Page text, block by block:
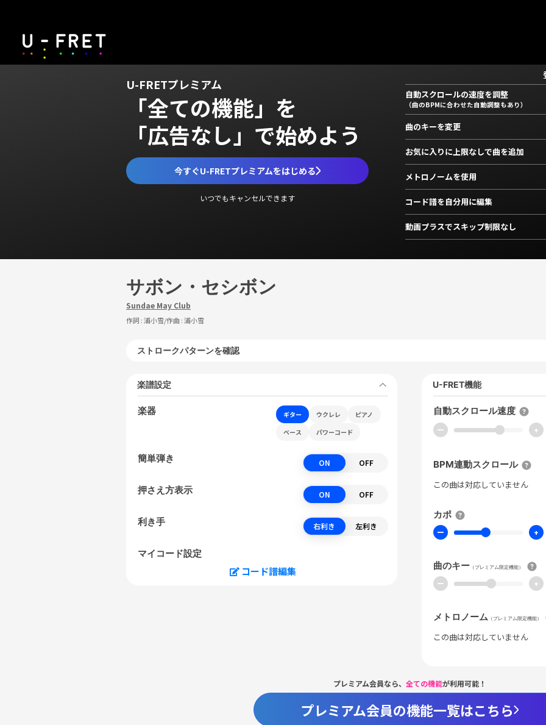
U-FRETプレミアム
「全ての機能」を
「広告なし」で始めよう
今すぐU-FRETプレミアムをはじめる
いつでもキャンセルできます
自動スクロールの速度を調整
（曲のBPMに合わせた自動調整もあり）
曲のキーを変更
お気に入りに上限なしで曲を追加
メトロノームを使用
コード譜を自分用に編集
動画プラスでスキップ制限なし
サボン・セシボン
Sundae May Club
作詞 :浦小雪/作曲 :浦小雪
ストロークパターンを確認
楽譜設定
楽器 ギター ウクレレ
ピアノ
ベース
パワーコード
簡単弾き ON OFF
押さえ方表示 ON OFF
利き手 右利き 左利き
マイコード設定
コード譜編集
U-FRET機能
自動スクロール速度
ー +
BPM連動スクロール
この曲は対応していません
カポ
ー +
曲のキー （プレミアム限定機能）
ー +
メトロノーム （プレミアム限定機能）
この曲は対応していません
プレミアム会員なら、 全ての機能が利用可能！
プレミアム会員の機能一覧はこちら